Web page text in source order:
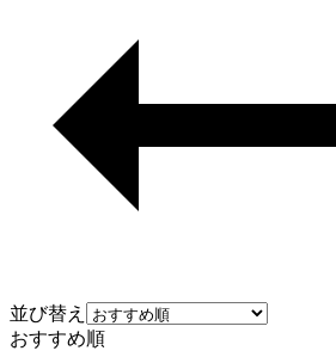
並び替え
おすすめ順